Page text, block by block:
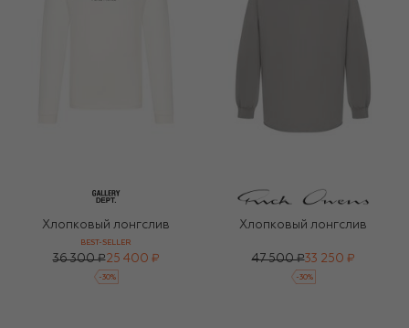
Хлопковый лонгслив
BEST-SELLER
36 300 ₽25 400 ₽
-30%
Хлопковый лонгслив
47 500 ₽33 250 ₽
-30%